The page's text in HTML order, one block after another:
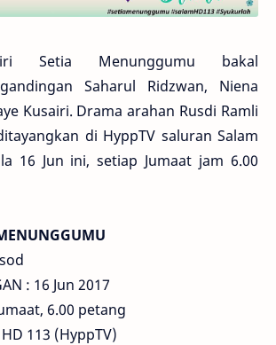
Setia Menunggumu bakal
Saharul Ridzwan, Niena
Kusairi. Drama arahan Rusdi Ramli
di HyppTV saluran Salam
16 Jun ini, setiap Jumaat jam 6.00
: 16 Jun 2017
6.00 petang
113 (HyppTV)